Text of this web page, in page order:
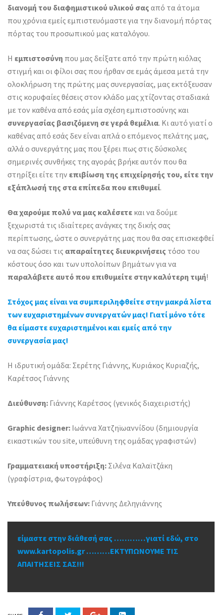
διανομή του διαφημιστικού υλικού σας από τα άτομα
που χρόνια εμείς εμπιστευόμαστε για την διανομή πόρτας
πόρτας του προσωπικού μας καταλόγου.
Η εμπιστοσύνη που μας δείξατε από την πρώτη κιόλας
στιγμή και οι φίλοι σας που ήρθαν σε εμάς άμεσα μετά την
ολοκλήρωση της πρώτης μας συνεργασίας, μας εκτόξευσαν
στις κορυφαίες θέσεις στον κλάδο μας χτίζοντας σταδιακά
με τον καθένα από εσάς μία σχέση εμπιστοσύνης και
συνεργασίας βασιζόμενη σε γερά θεμέλια. Κι αυτό γιατί ο
καθένας από εσάς δεν είναι απλά ο επόμενος πελάτης μας,
αλλά ο συνεργάτης μας που ξέρει πως στις δύσκολες
σημερινές συνθήκες της αγοράς βρήκε αυτόν που θα
στηρίξει είτε την επιβίωση της επιχείρησής του, είτε την
εξάπλωσή της στα επίπεδα που επιθυμεί.
Θα χαρούμε πολύ να μας καλέσετε και να δούμε
ξεχωριστά τις ιδιαίτερες ανάγκες της δικής σας
περίπτωσης, ώστε ο συνεργάτης μας που θα σας επισκεφθεί
να σας δώσει τις απαραίτητες διευκρινήσεις τόσο του
κόστους όσο και των υπολοίπων βημάτων για να
παραλάβετε αυτό που επιθυμείτε στην καλύτερη τιμή!
Στόχος μας είναι να συμπεριληφθείτε στην μακρά λίστα
των ευχαριστημένων συνεργατών μας! Γιατί μόνο τότε
θα είμαστε ευχαριστημένοι και εμείς από την
συνεργασία μας!
Η ιδρυτική ομάδα: Σερέτης Γιάννης, Κυριάκος Κυριαζής,
Καρέτσος Γιάννης
Διεύθυνση: Γιάννης Καρέτσος (γενικός διαχειριστής)
Graphic designer: Ιωάννα Χατζηϊωαννίδου (δημιουργία
εικαστικών του site, υπεύθυνη της ομάδας γραφιστών)
Γραμματειακή υποστήριξη: Σιλένα Καλαϊτζάκη
(γραφίστρια, φωτογράφος)
Υπεύθυνος πωλήσεων: Γιάννης Δεληγιάννης
είμαστε στην διάθεσή σας …………γιατί εδώ, στο
www.kartopolis.gr ………ΕΚΤΥΠΩΝΟΥΜΕ ΤΙΣ
ΑΠΑΙΤΗΣΕΙΣ ΣΑΣ!!!